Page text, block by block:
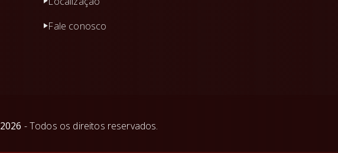
Fale conosco
2026 - Todos os direitos reservados.